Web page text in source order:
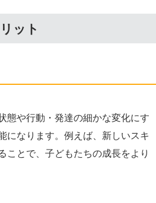
ット
態や行動・発達の細かな変化にす
になります。例えば、新しいスキ
ことで、子どもたちの成長をより